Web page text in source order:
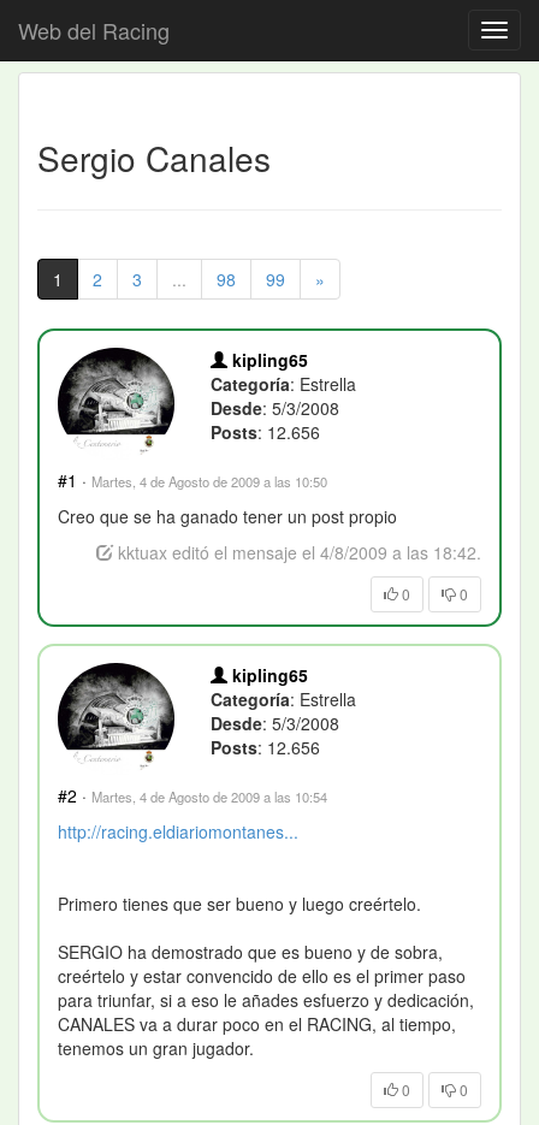
Web del Racing
Sergio Canales
1 2 3 ... 98 99 »
kipling65
Categoría: Estrella
Desde: 5/3/2008
Posts: 12.656
#1 · Martes, 4 de Agosto de 2009 a las 10:50
Creo que se ha ganado tener un post propio
kktuax editó el mensaje el 4/8/2009 a las 18:42.
0 0
kipling65
Categoría: Estrella
Desde: 5/3/2008
Posts: 12.656
#2 · Martes, 4 de Agosto de 2009 a las 10:54
http://racing.eldiariomontanes...
Primero tienes que ser bueno y luego creértelo.
SERGIO ha demostrado que es bueno y de sobra,
creértelo y estar convencido de ello es el primer paso
para triunfar, si a eso le añades esfuerzo y dedicación,
CANALES va a durar poco en el RACING, al tiempo,
tenemos un gran jugador.
0 0